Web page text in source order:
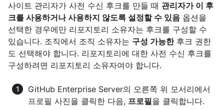
사이트 관리자가 사전 수신 후크를 만들 때 관리자가 이 후
크를 사용하거나 사용하지 않도록 설정할 수 있음 옵션을
선택한 경우에만 리포지토리 소유자는 후크를 구성할 수
있습니다. 조직에서 조직 소유자는 구성 가능한후크 권한
도 선택해야 합니다. 리포지토리에 대한 사전 수신 후크를
구성하려면 리포지토리 소유자여야 합니다.
GitHub Enterprise Server의 오른쪽 위 모서리에서
프로필 사진을 클릭한 다음, 프로필을 클릭합니다.